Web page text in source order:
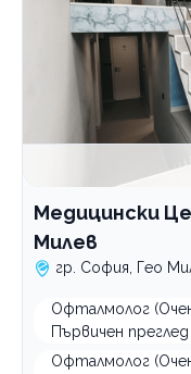
Медицински
Милев
гр. София, Гео
Офталмолог
Първичен преглед
Офталмолог